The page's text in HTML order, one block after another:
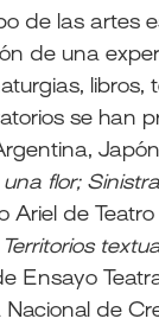
de las artes
de una
libros,
se han
flor;
Ariel de
Ensayo
de